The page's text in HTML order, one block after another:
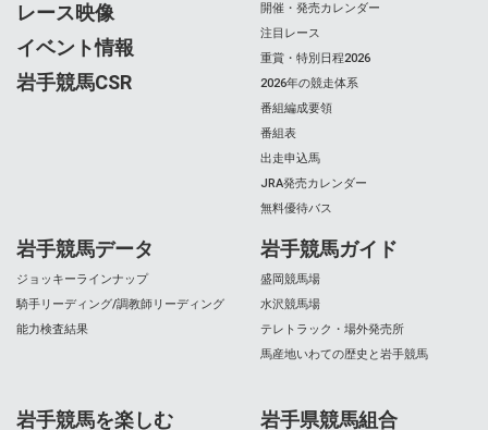
レース映像
イベント情報
岩手競馬CSR
開催・発売カレンダー
注目レース
重賞・特別日程2026
2026年の競走体系
番組編成要領
番組表
出走申込馬
JRA発売カレンダー
無料優待バス
岩手競馬データ
ジョッキーラインナップ
騎手リーディング/調教師リーディング
能力検査結果
岩手競馬ガイド
盛岡競馬場
水沢競馬場
テレトラック・場外発売所
馬産地いわての歴史と岩手競馬
岩手競馬を楽しむ 岩手県競馬組合